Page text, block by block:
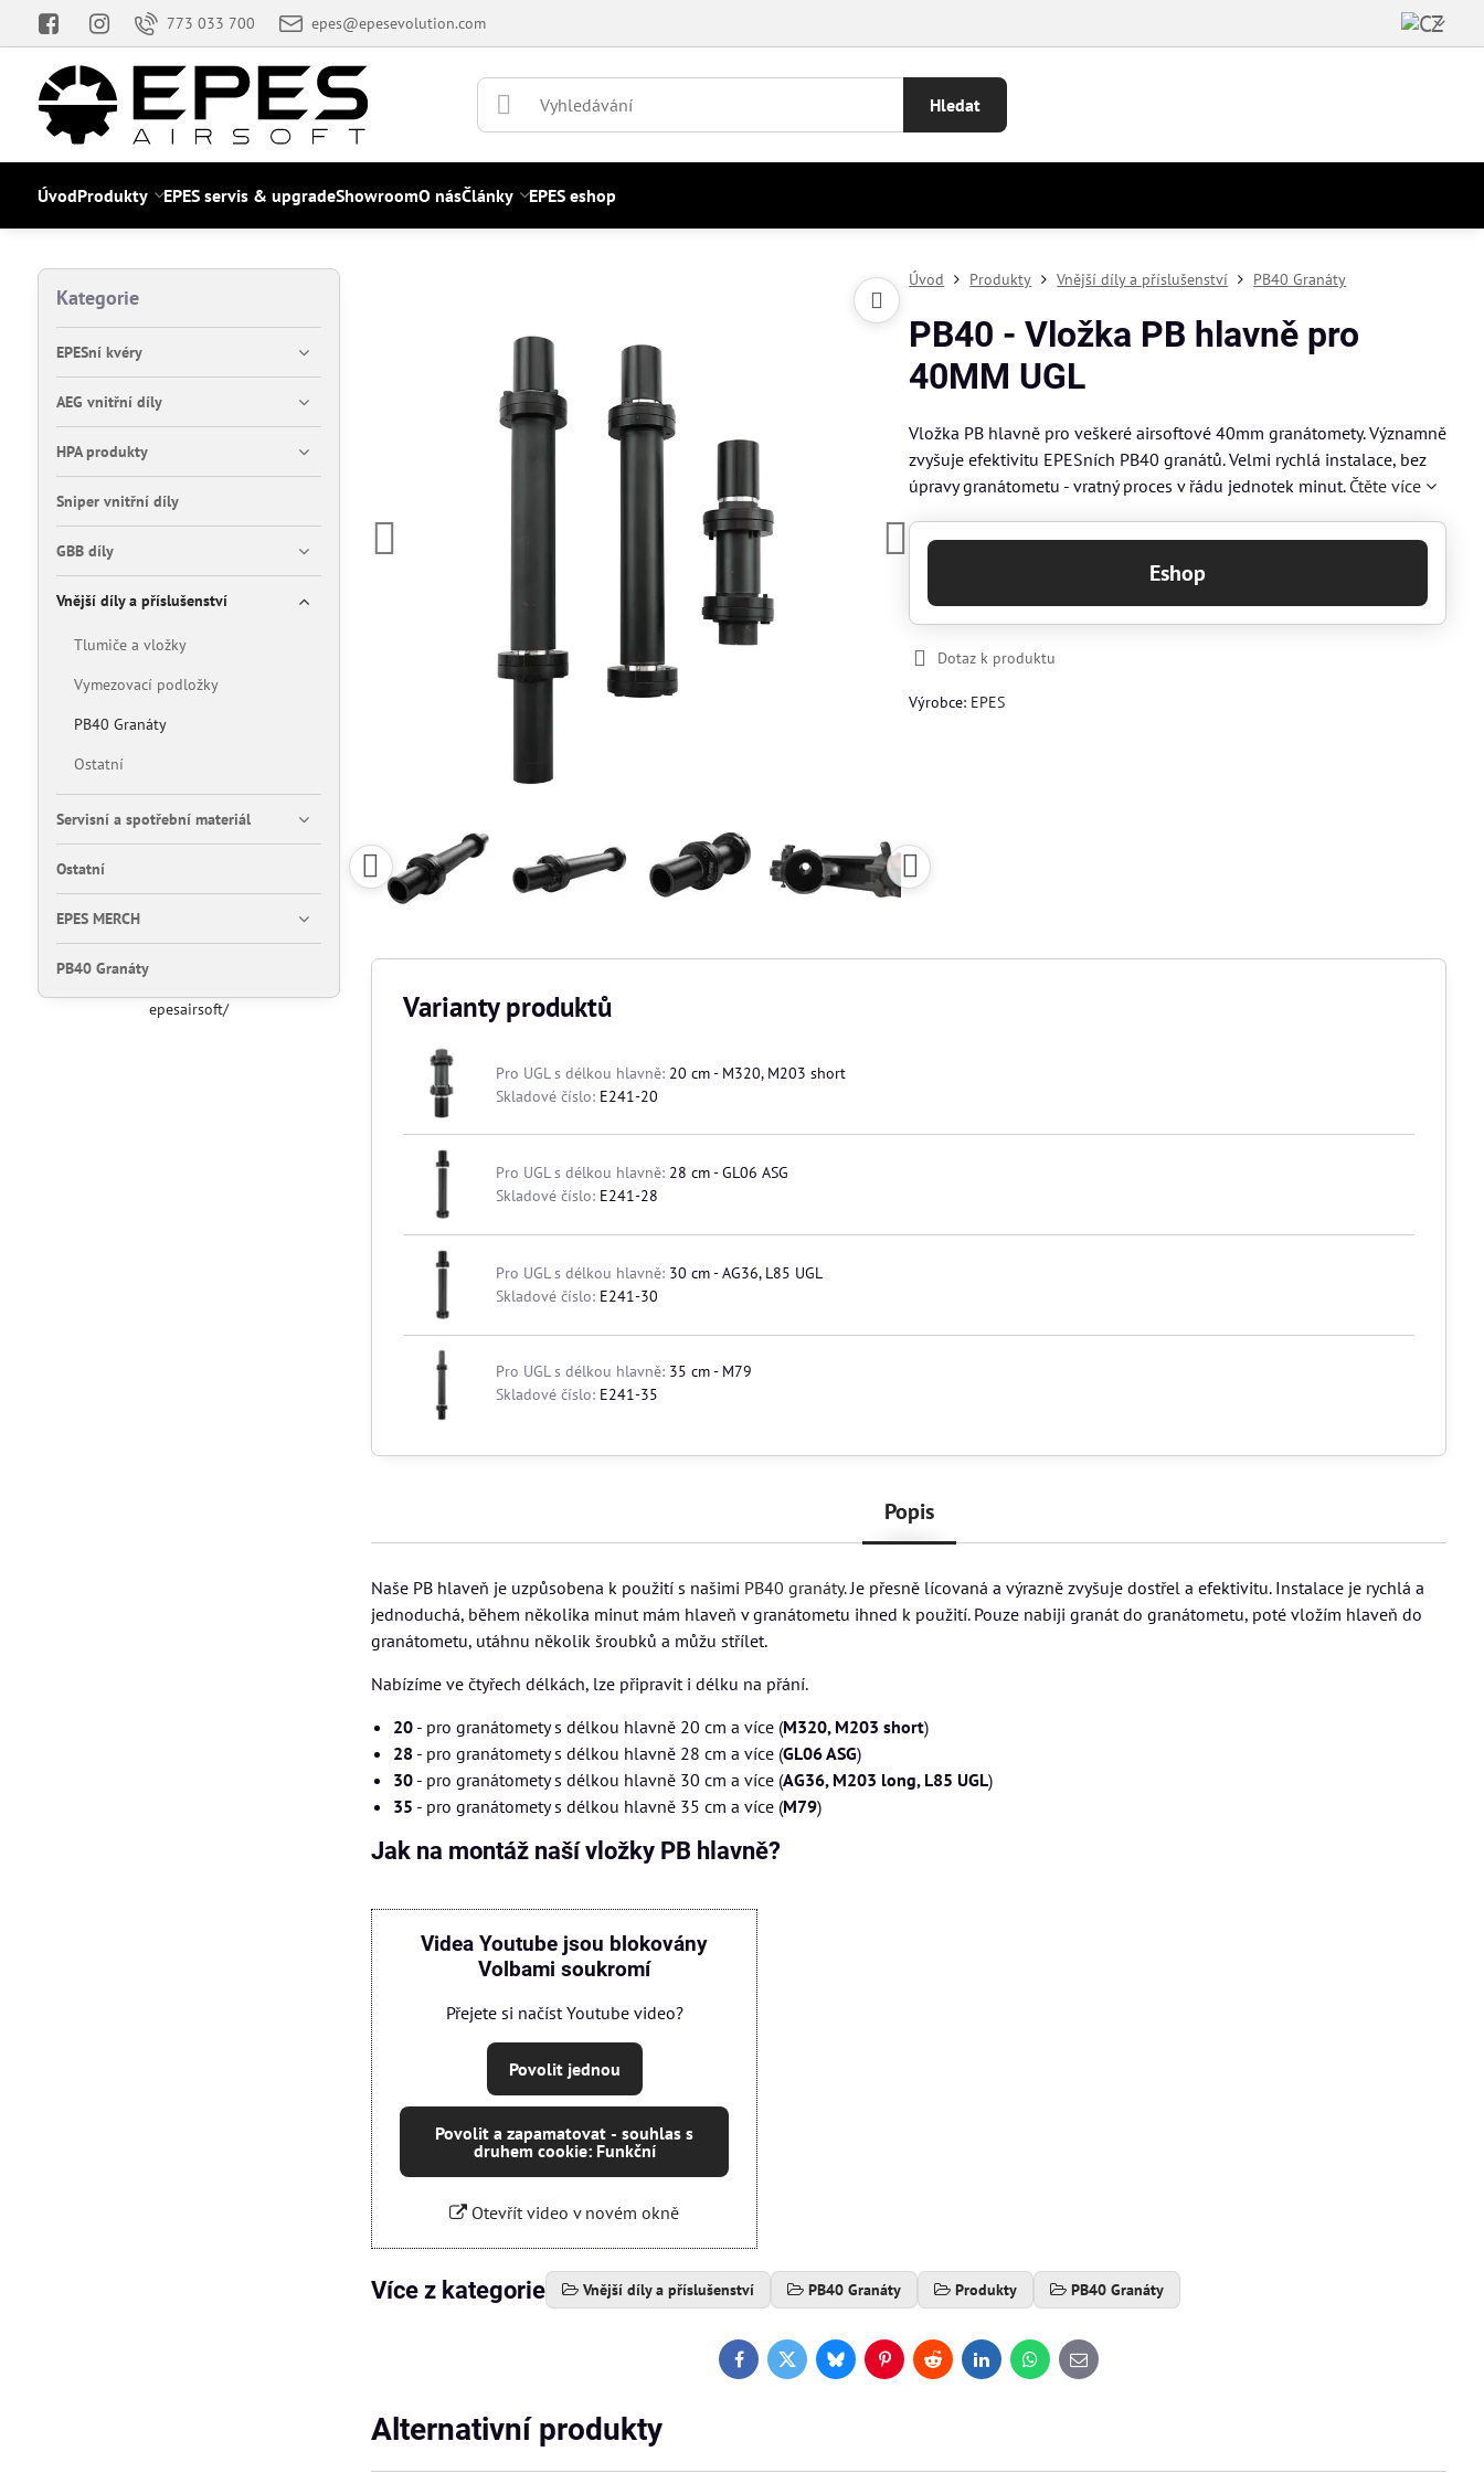
773 033 700 epes@epesevolution.com
Hledat
ÚvodProdukty EPES servis & upgradeShowroomO násČlánky EPES eshop
Úvod Produkty Vnější díly a příslušenství PB40 Granáty
PB40 - Vložka PB hlavně pro
40MM UGL
Vložka PB hlavně pro veškeré airsoftové 40mm granátomety. Významně
zvyšuje efektivitu EPESních PB40 granátů. Velmi rychlá instalace, bez
úpravy granátometu - vratný proces v řádu jednotek minut. Čtěte více
Eshop
Dotaz k produktu
Výrobce: EPES
Varianty produktů
Pro UGL s délkou hlavně: 20 cm - M320, M203 short
Skladové číslo: E241-20
Pro UGL s délkou hlavně: 28 cm - GL06 ASG
Skladové číslo: E241-28
Pro UGL s délkou hlavně: 30 cm - AG36, L85 UGL
Skladové číslo: E241-30
Pro UGL s délkou hlavně: 35 cm - M79
Skladové číslo: E241-35
Popis
Naše PB hlaveň je uzpůsobena k použití s našimi PB40 granáty.Je přesně lícovaná a výrazně zvyšuje dostřel a efektivitu. Instalace je rychlá a
jednoduchá, během několika minut mám hlaveň v granátometu ihned k použití. Pouze nabiji granát do granátometu, poté vložím hlaveň do
granátometu, utáhnu několik šroubků a můžu střílet.
Nabízíme ve čtyřech délkách, lze připravit i délku na přání.
20 - pro granátomety s délkou hlavně 20 cm a více (M320, M203 short)
28 - pro granátomety s délkou hlavně 28 cm a více (GL06 ASG)
30 - pro granátomety s délkou hlavně 30 cm a více (AG36, M203 long, L85 UGL)
35 - pro granátomety s délkou hlavně 35 cm a více (M79)
Jak na montáž naší vložky PB hlavně?
Videa Youtube jsou blokovány
Volbami soukromí
Přejete si načíst Youtube video?
Povolit jednou
Povolit a zapamatovat - souhlas s
druhem cookie: Funkční
Otevřít video v novém okně
Více z kategorie Vnější díly a příslušenství PB40 Granáty Produkty PB40 Granáty
FacebookTwitterBlueskyPinterestRedditLinkedInWhatsApp
E-
mail
Alternativní produkty
Kategorie
EPESní kvéry
AEG vnitřní díly
HPA produkty
Sniper vnitřní díly
GBB díly
Vnější díly a příslušenství
Tlumiče a vložky
Vymezovací podložky
PB40 Granáty
Ostatní
Servisní a spotřební materiál
Ostatní
EPES MERCH
PB40 Granáty
epesairsoft/